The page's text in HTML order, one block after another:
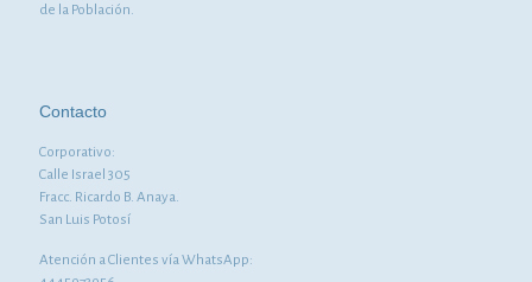
de la Población.
Contacto
Corporativo:
Calle Israel 305
Fracc. Ricardo B. Anaya.
San Luis Potosí
Atención a Clientes vía WhatsApp: